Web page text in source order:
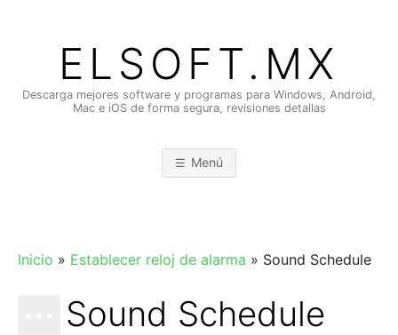
contenidoELSOFT.MX
Descarga mejores software y programas para Windows, Android,
Mac e iOS de forma segura, revisiones detallas
Menú
Inicio » Establecer reloj de alarma » Sound Schedule
Sound Schedule